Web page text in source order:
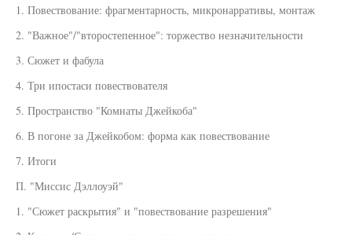
1. Повествование: фрагментарность, микронарративы, монтаж
2. "Важное"/"второстепенное": торжество незначительности
3. Сюжет и фабула
4. Три ипостаси повествователя
5. Пространство "Комнаты Джейкоба"
6. В погоне за Джейкобом: форма как повествование
7. Итоги
П. "Миссис Дэллоуэй"
1. "Сюжет раскрытия" и "повествование разрешения"